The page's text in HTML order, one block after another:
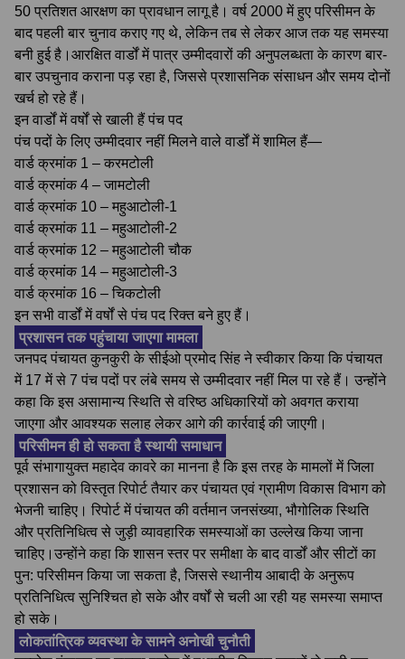
50 प्रतिशत आरक्षण का प्रावधान लागू है। वर्ष 2000 में हुए परिसीमन के
बाद पहली बार चुनाव कराए गए थे, लेकिन तब से लेकर आज तक यह समस्या
बनी हुई है।आरक्षित वार्डों में पात्र उम्मीदवारों की अनुपलब्धता के कारण बार-
बार उपचुनाव कराना पड़ रहा है, जिससे प्रशासनिक संसाधन और समय दोनों
खर्च हो रहे हैं।
इन वार्डों में वर्षों से खाली हैं पंच पद
पंच पदों के लिए उम्मीदवार नहीं मिलने वाले वार्डों में शामिल हैं—
वार्ड क्रमांक 1 – करमटोली
वार्ड क्रमांक 4 – जामटोली
वार्ड क्रमांक 10 – महुआटोली-1
वार्ड क्रमांक 11 – महुआटोली-2
वार्ड क्रमांक 12 – महुआटोली चौक
वार्ड क्रमांक 14 – महुआटोली-3
वार्ड क्रमांक 16 – चिकटोली
इन सभी वार्डों में वर्षों से पंच पद रिक्त बने हुए हैं।
प्रशासन तक पहुंचाया जाएगा मामला
जनपद पंचायत कुनकुरी के सीईओ प्रमोद सिंह ने स्वीकार किया कि पंचायत
में 17 में से 7 पंच पदों पर लंबे समय से उम्मीदवार नहीं मिल पा रहे हैं। उन्होंने
कहा कि इस असामान्य स्थिति से वरिष्ठ अधिकारियों को अवगत कराया
जाएगा और आवश्यक सलाह लेकर आगे की कार्रवाई की जाएगी।
परिसीमन ही हो सकता है स्थायी समाधान
पूर्व संभागायुक्त महादेव कावरे का मानना है कि इस तरह के मामलों में जिला
प्रशासन को विस्तृत रिपोर्ट तैयार कर पंचायत एवं ग्रामीण विकास विभाग को
भेजनी चाहिए। रिपोर्ट में पंचायत की वर्तमान जनसंख्या, भौगोलिक स्थिति
और प्रतिनिधित्व से जुड़ी व्यावहारिक समस्याओं का उल्लेख किया जाना
चाहिए।उन्होंने कहा कि शासन स्तर पर समीक्षा के बाद वार्डों और सीटों का
पुन: परिसीमन किया जा सकता है, जिससे स्थानीय आबादी के अनुरूप
प्रतिनिधित्व सुनिश्चित हो सके और वर्षों से चली आ रही यह समस्या समाप्त
हो सके।
लोकतांत्रिक व्यवस्था के सामने अनोखी चुनौती